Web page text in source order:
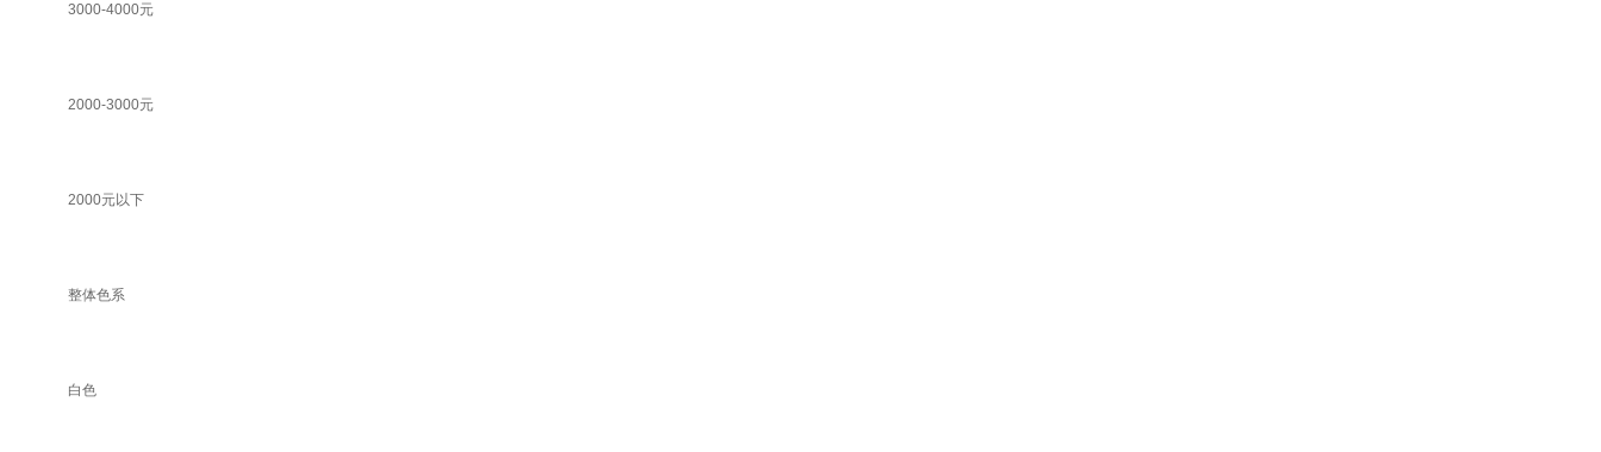
3000-4000元
2000-3000元
2000元以下
整体色系
白色